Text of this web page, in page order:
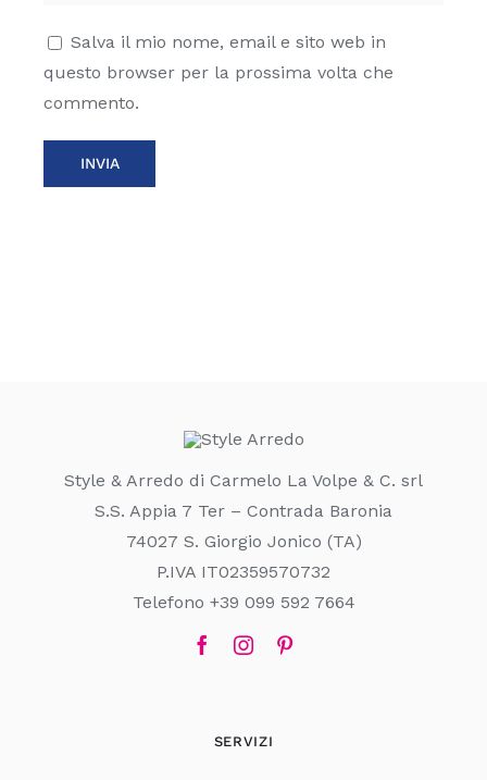
Salva il mio nome, email e sito web in
questo browser per la prossima volta che
commento.
Style & Arredo di Carmelo La Volpe & C. srl
S.S. Appia 7 Ter – Contrada Baronia
74027 S. Giorgio Jonico (TA)
P.IVA IT02359570732
Telefono +39 099 592 7664
SERVIZI